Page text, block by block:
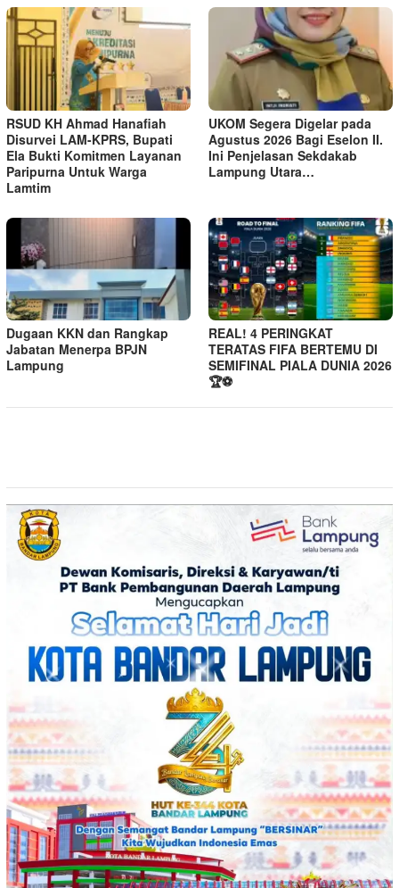
RSUD KH Ahmad Hanafiah
Disurvei LAM-KPRS, Bupati
Ela Bukti Komitmen Layanan
Paripurna Untuk Warga
Lamtim
UKOM Segera Digelar pada
Agustus 2026 Bagi Eselon II.
Ini Penjelasan Sekdakab
Lampung Utara…
Dugaan KKN dan Rangkap
Jabatan Menerpa BPJN
Lampung
REAL! 4 PERINGKAT
TERATAS FIFA BERTEMU DI
SEMIFINAL PIALA DUNIA 2026
🏆⚽